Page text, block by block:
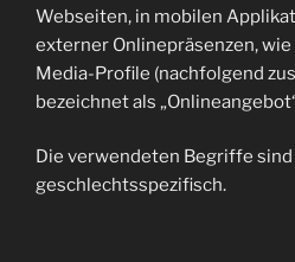
Webseiten, in mobilen
externer Onlinepräsenzen, wie
Media-Profile (nachfolgend
bezeichnet als
Die verwendeten Begriffe
geschlechtsspezifisch.